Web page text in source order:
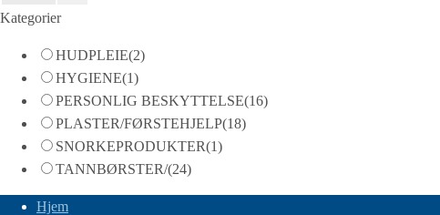
Kategorier
HUDPLEIE(2)
HYGIENE(1)
PERSONLIG BESKYTTELSE(16)
PLASTER/FØRSTEHJELP(18)
SNORKEPRODUKTER(1)
TANNBØRSTER/(24)
Hjem